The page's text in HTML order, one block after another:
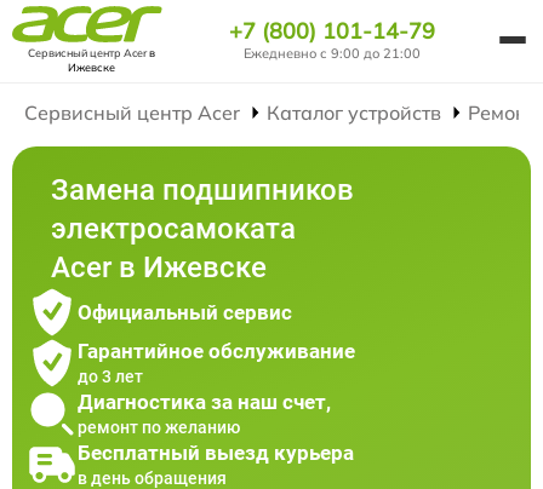
Сервисный центр Acerв
Ижевске
+7 (800) 101-14-79
Ежедневно с 9:00 до 21:00
Сервисный центр Acer Каталог устройств Ремонт
Замена подшипников
электросамоката
Acer в Ижевске
Официальный сервис
Гарантийное обслуживание
до 3 лет
Диагностика за наш счет,
ремонт по желанию
Бесплатный выезд курьера
в день обращения